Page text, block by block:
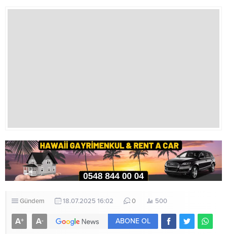
Gündem 18.07.2025 16:02 0 500
A+ A- ABONE OL